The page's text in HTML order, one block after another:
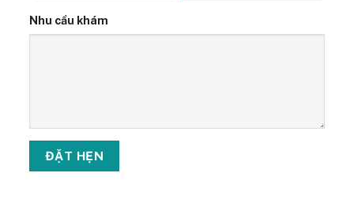
Nhu cầu khám